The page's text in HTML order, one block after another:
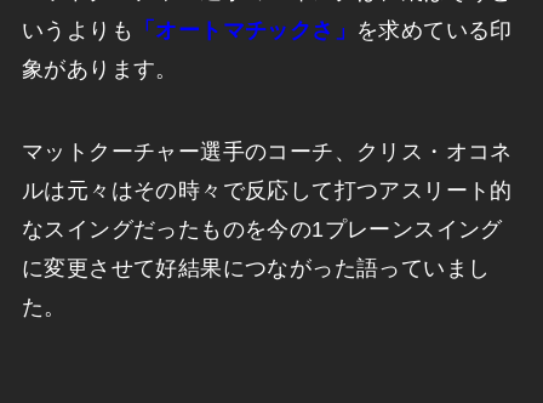
いうよりも
「オートマチックさ」 を求めている印
象があります。
マットクーチャー選手のコーチ、クリス・オコネ
ルは元々はその時々で反応して打つアスリート的
なスイングだったものを今の1プレーンスイング
に変更させて好結果につながった語っていまし
た。